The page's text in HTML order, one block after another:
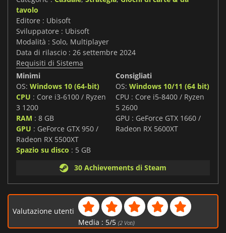
tavolo
Editore : Ubisoft
Sviluppatore : Ubisoft
Modalità : Solo, Multiplayer
Data di rilascio : 26 settembre 2024
Requisiti di Sistema
Minimi
OS: Windows 10 (64-bit)
CPU : Core i3-6100 / Ryzen
3 1200
RAM : 8 GB
GPU : GeForce GTX 950 /
Radeon RX 5500XT
Spazio su disco : 5 GB
Consigliati
OS: Windows 10/11 (64 bit)
CPU : Core i5-8400 / Ryzen
5 2600
GPU : GeForce GTX 1660 /
Radeon RX 5600XT
30 Achievements di Steam
Valutazione utenti
Media : 5/5 (2Voti)